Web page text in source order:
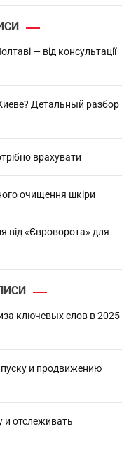
— від консультації
Детальный разбор
врахувати
очищення шкіри
від «Євроворота» для
ключевых слов в 2025
и продвижению
и отслеживать